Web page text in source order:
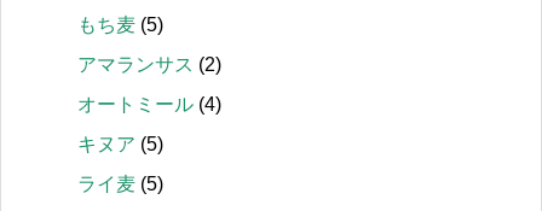
もち麦 (5)
アマランサス (2)
オートミール (4)
キヌア (5)
ライ麦 (5)